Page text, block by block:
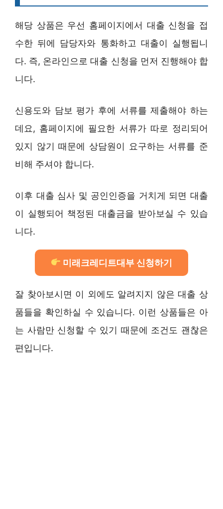
해당 상품은 우선 홈페이지에서 대출 신청을 접
수한 뒤에 담당자와 통화하고 대출이 실행됩니
다. 즉, 온라인으로 대출 신청을 먼저 진행해야 합
니다.
신용도와 담보 평가 후에 서류를 제출해야 하는
데요, 홈페이지에 필요한 서류가 따로 정리되어
있지 않기 때문에 상담원이 요구하는 서류를 준
비해 주셔야 합니다.
이후 대출 심사 및 공인인증을 거치게 되면 대출
이 실행되어 책정된 대출금을 받아보실 수 있습
니다.
미래크레디트대부 신청하기
잘 찾아보시면 이 외에도 알려지지 않은 대출 상
품들을 확인하실 수 있습니다. 이런 상품들은 아
는 사람만 신청할 수 있기 때문에 조건도 괜찮은
편입니다.